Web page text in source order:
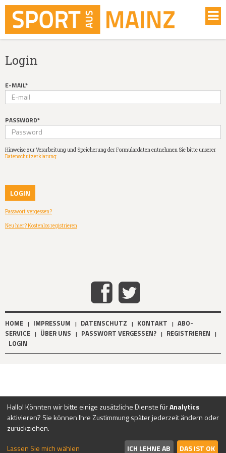
Login
E-MAIL*
PASSWORD*
Hinweise zur Verarbeitung und Speicherung der Formulardaten entnehmen Sie bitte unserer
Datenschutzerklärung.
Passwort vergessen?
Neu hier? Kostenlos registrieren
HOME | IMPRESSUM | DATENSCHUTZ | KONTAKT | ABO-
SERVICE | ÜBER UNS | PASSWORT VERGESSEN? | REGISTRIEREN |
LOGIN
Hallo! Könnten wir bitte einige zusätzliche Dienste fürAnalytics
aktivieren? Sie können Ihre Zustimmung später jederzeit ändern oder
zurückziehen.
Lassen Sie mich wählen
ICH LEHNE AB DAS IST OK